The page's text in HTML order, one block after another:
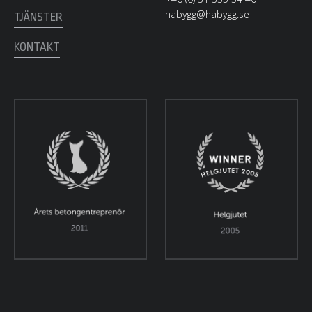
TJÄNSTER
KONTAKT
habygg@habygg.se